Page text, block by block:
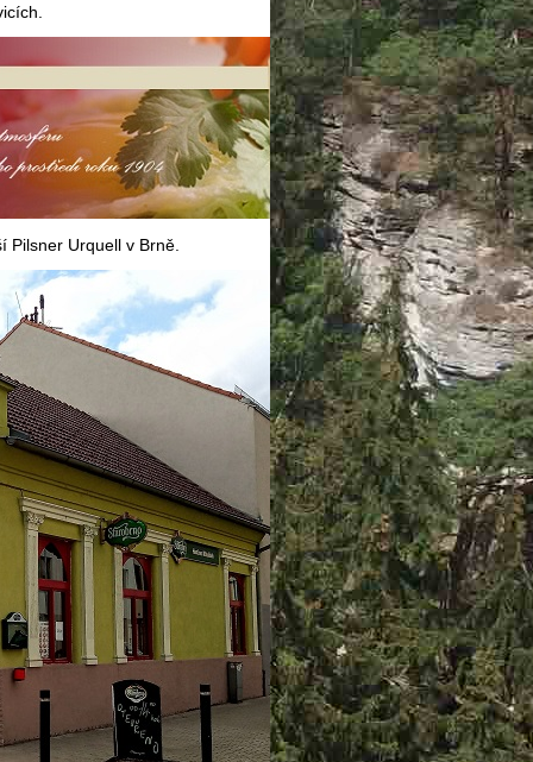
Pilsner Urquell v Brně.